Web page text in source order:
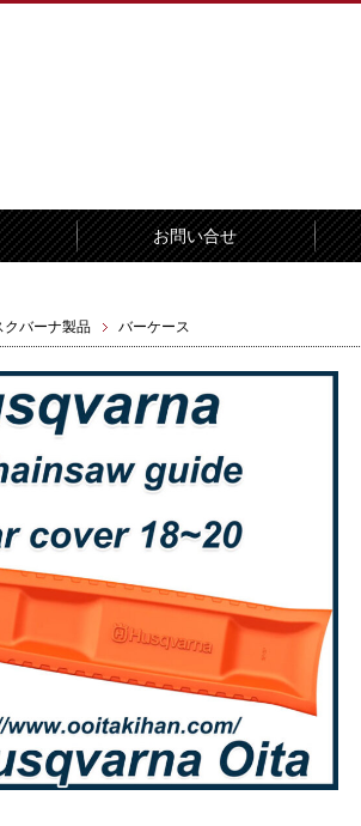
お問い合せ
クバーナ製品 バーケース